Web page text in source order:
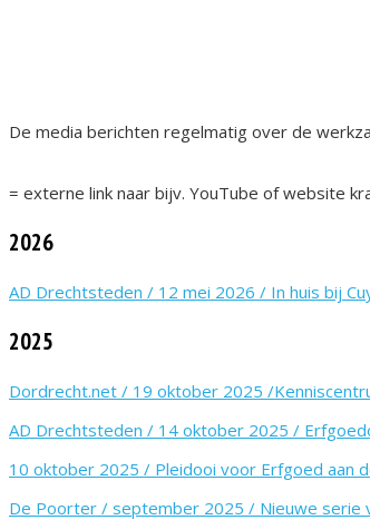
De media berichten regelmatig over de
= externe link naar bijv. YouTube of website
2026
AD Drechtsteden / 12 mei 2026 / In huis bij
2025
Dordrecht.net / 19 oktober 2025 /
AD Drechtsteden / 14 oktober 2025 /
10 oktober 2025 / Pleidooi voor Erfgoed aan
De Poorter / september 2025 / Nieuwe serie